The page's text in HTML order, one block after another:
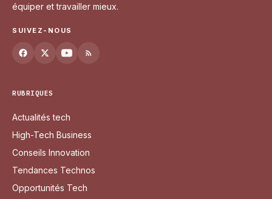
équiper et travailler mieux.
SUIVEZ-NOUS
RUBRIQUES
Actualités tech
High-Tech Business
Conseils Innovation
Tendances Technos
Opportunités Tech